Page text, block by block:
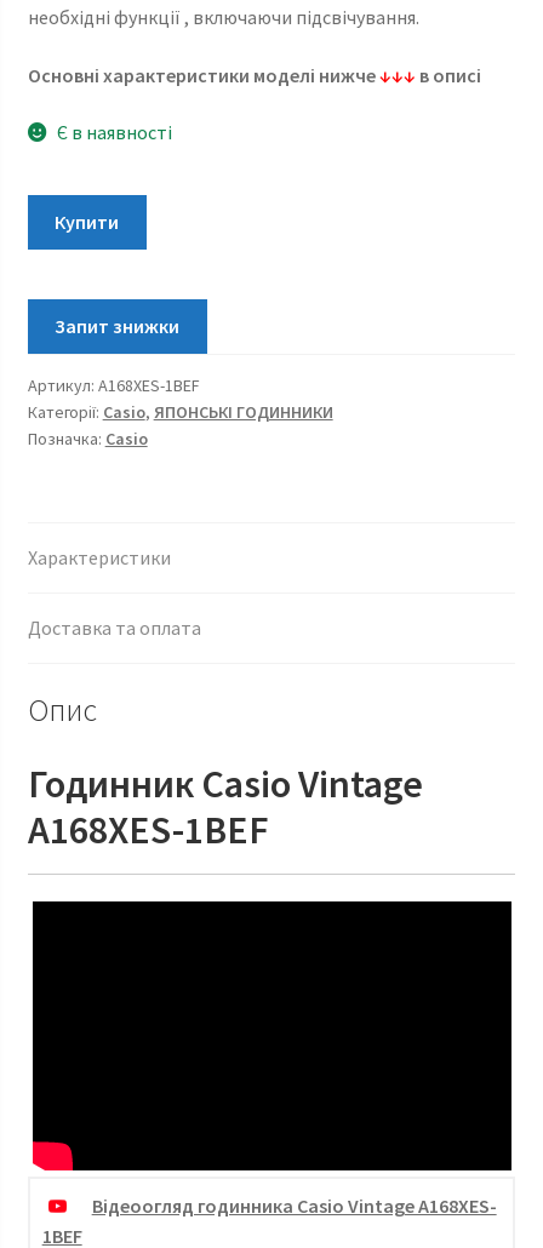
необхідні функції , включаючи підсвічування.
Основні характеристики моделі нижче↓↓↓ в описі
Є в наявності
Vintage
1BEF
кількість
Купити
Артикул: A168XES-1BEF
Категорії: Casio, ЯПОНСЬКІ ГОДИННИКИ
Позначка: Casio
Характеристики
Доставка та оплата
Опис
Годинник Casio Vintage
A168XES-1BEF
Відеоогляд годинника Casio Vintage A168XES-
1BEF